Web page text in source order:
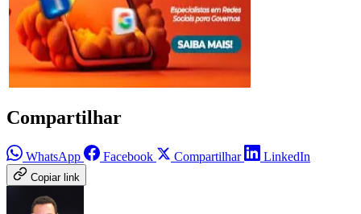
Compartilhar
WhatsApp Facebook Compartilhar LinkedIn
Copiar link